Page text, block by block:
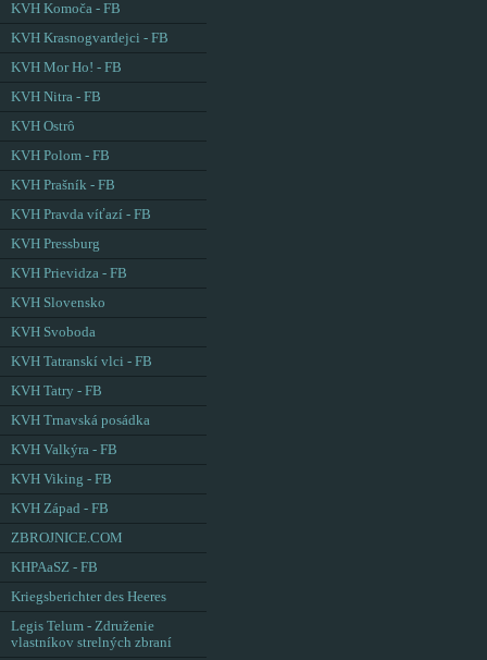
KVH Komoča - FB
KVH Krasnogvardejci - FB
KVH Mor Ho! - FB
KVH Nitra - FB
KVH Ostrô
KVH Polom - FB
KVH Prašník - FB
KVH Pravda víťazí - FB
KVH Pressburg
KVH Prievidza - FB
KVH Slovensko
KVH Svoboda
KVH Tatranskí vlci - FB
KVH Tatry - FB
KVH Trnavská posádka
KVH Valkýra - FB
KVH Viking - FB
KVH Západ - FB
ZBROJNICE.COM
KHPAaSZ - FB
Kriegsberichter des Heeres
Legis Telum - Združenie
vlastníkov strelných zbraní